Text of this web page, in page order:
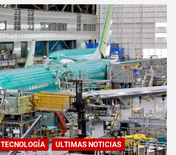
TECNOLOGÍA ULTIMAS NOTICIAS